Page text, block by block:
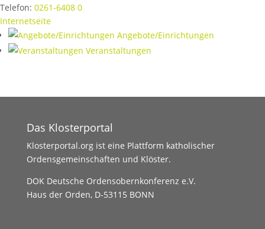
Telefon: 0261-6408 0
Internetseite
Angebote/Einrichtungen
Veranstaltungen
Das Klosterportal
Klosterportal.org ist eine Plattform katholischer
Ordensgemeinschaften und Klöster.
DOK Deutsche Ordensobernkonferenz e.V.
Haus der Orden, D-53115 BONN